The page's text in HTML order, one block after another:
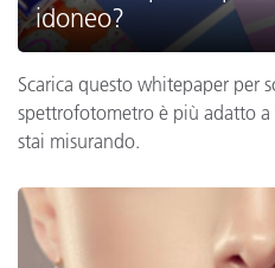
idoneo?
Scarica questo whitepaper per
spettrofotometro è più adatto
stai misurando.